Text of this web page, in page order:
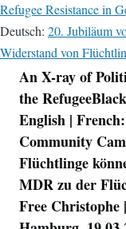
Refugee Resistance in
Deutsch: 20. Jubiläum
Widerstand von
Navigation
An X-ray of
the
English |
Community
Flüchtlinge
MDR zu der
Free